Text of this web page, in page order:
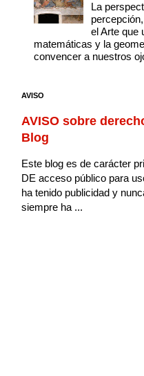
La
el Arte que
matemáticas y la
convencer a nuestros
AVISO
AVISO sobre
Blog
Este blog es de carácter
DE acceso público para
ha tenido publicidad y
siempre ha ...